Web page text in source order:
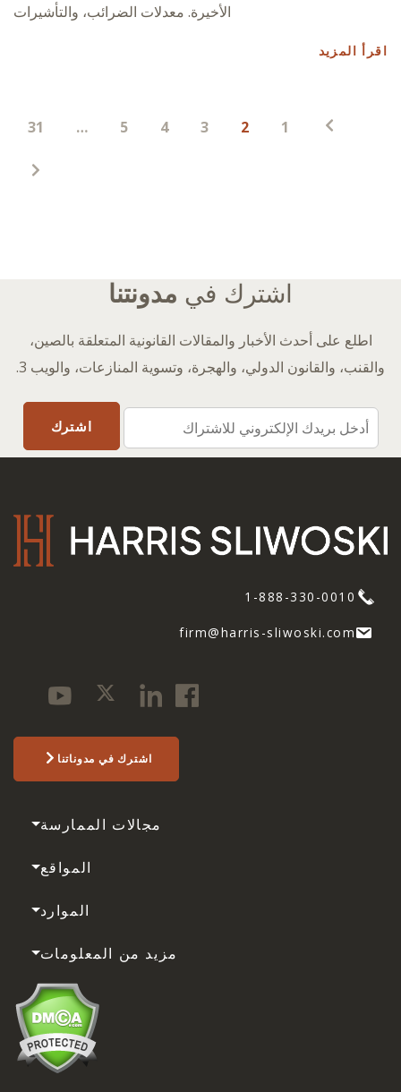
الأخيرة. معدلات الضرائب، والتأشيرات
اقرأ المزيد
ترقيم
1
2
3
4
5
…
31
اشترك في مدونتنا
اطلع على أحدث الأخبار والمقالات القانونية المتعلقة بالصين،
والقنب، والقانون الدولي، والهجرة، وتسوية المنازعات، والويب 3.
1-888-330-0010
firm@harris-sliwoski.com
اشترك في مدوناتنا
مجالات الممارسة
المواقع
الموارد
مزيد من المعلومات